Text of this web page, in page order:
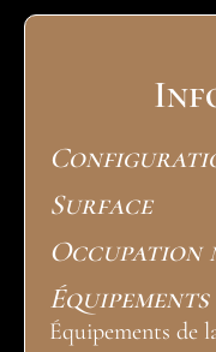
Surface
Occupation
Équipements de